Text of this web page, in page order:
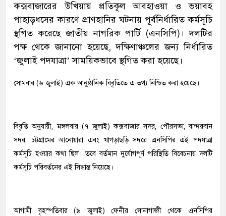
কক্সবাজারের উখিয়ায় প্রতিকূল আবহাওয়া ও ভয়াবহ
পাহাড়ধসের কারণে প্রাণহানির ঘটনায় পূর্বনির্ধারিত কর্মসূচি
স্থগিত করেছে জাতীয় নাগরিক পার্টি (এনসিপি)। দলটির
পক্ষ থেকে জানানো হয়েছে, দক্ষিণাঞ্চলের জন্য নির্ধারিত
‘জুলাই পদযাত্রা’ সাময়িকভাবে স্থগিত করা হয়েছে।
সোমবার (৬ জুলাই) এক আনুষ্ঠানিক বিবৃতিতে এ তথ্য নিশ্চিত করা হয়েছে।
বিবৃতি অনুযায়ী, মঙ্গলবার (৭ জুলাই) কক্সবাজার সদর, পৌরসভা, বান্দরবান
সদর, চট্টগ্রামের আনোয়ারা এবং খাগড়াছড়ি সদরে এনসিপির এই পদযাত্রা
কর্মসূচি হওয়ার কথা ছিল। তবে বর্তমান দুর্যোগপূর্ণ পরিস্থিতি বিবেচনায় দলটি
কর্মসূচি পরিবর্তনের এই সিদ্ধান্ত নিয়েছে।
আগামী বৃহস্পতিবার (৯ জুলাই) ফেনীর সোনাগাজী থেকে এনসিপির